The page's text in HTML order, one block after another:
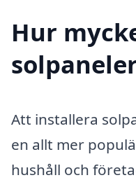
Hur
Att installera
en allt mer
hushåll och